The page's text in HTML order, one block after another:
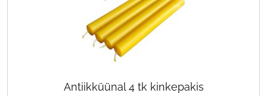
Antiikküünal 4 tk kinkepakis